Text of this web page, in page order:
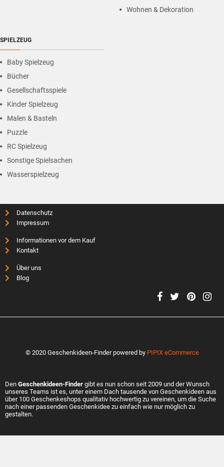
Wohnen & Dekoration
SPIELZEUG
Baby Spielzeug
Bücher
Gesellschaftsspiele
Kinder Spielzeug
Malen & Basteln
Puzzle
RC Spielzeug
Sonstige Spielsachen
Wasserspielzeug
Datenschutz
Impressum
Informationen vor dem Kauf
Kontakt
Über uns
Blog
© 2020 Geschenkideen-Finder powered by PIPIX eCommerce
Den Geschenkideen-Finder gibt es nun schon seit 2009 und der Wunsch
unseres Teams ist es, unter einem Dach tausende von Geschenkideen aus
über 100 Geschenkeshops qualitativ hochwertig zu vereinen, um die Suche
nach einer passenden Geschenkidee zu einfach wie nur möglich zu
gestalten.